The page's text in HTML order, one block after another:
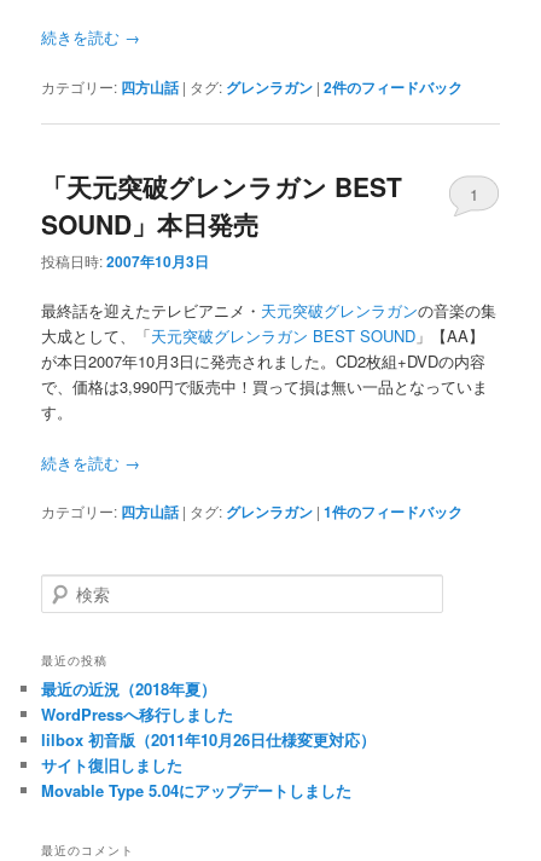
続きを読む →
カテゴリー: 四方山話 | タグ: グレンラガン |2件のフィードバック
「天元突破グレンラガン BEST
SOUND」本日発売
投稿日時:2007年10月3日
1
最終話を迎えたテレビアニメ・ 天元突破グレンラガンの音楽の集
大成として、「天元突破グレンラガン BEST SOUND 」【AA】
が本日2007年10月3日に発売されました。CD2枚組+DVDの内容
で、価格は3,990円で販売中！買って損は無い一品となっていま
す。
続きを読む →
カテゴリー: 四方山話 | タグ: グレンラガン |1件のフィードバック
検
索
最近の投稿
最近の近況（2018年夏）
WordPressへ移行しました
lilbox 初音版（2011年10月26日仕様変更対応）
サイト復旧しました
Movable Type 5.04にアップデートしました
最近のコメント